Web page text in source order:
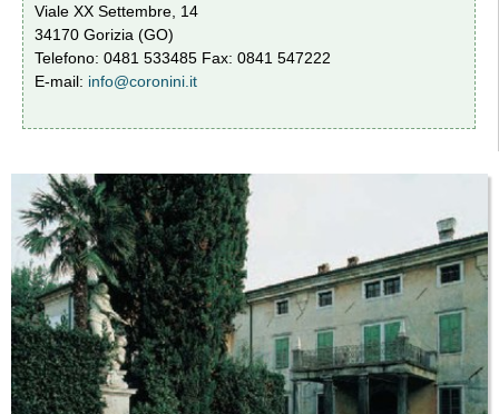
Viale XX Settembre, 14
34170 Gorizia (GO)
Telefono: 0481 533485 Fax: 0841 547222
E-mail: info@coronini.it